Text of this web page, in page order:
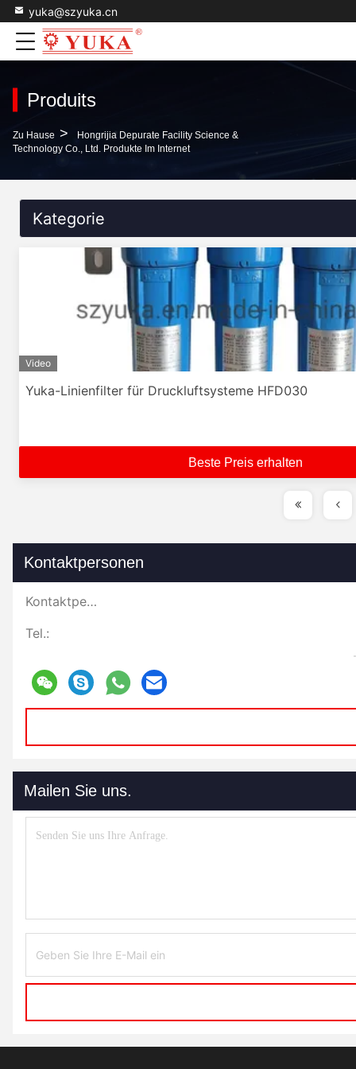
yuka@szyuka.cn
Produits
Zu Hause >
Hongrijia Depurate Facility Science &
Technology Co., Ltd. Produkte Im Internet
Kategorie
Video
Yuka-Linienfilter für Druckluftsysteme HFD030
Beste Preis erhalten
Kontaktpersonen
Kontaktpersonen:
Tel.:
Mailen Sie uns.